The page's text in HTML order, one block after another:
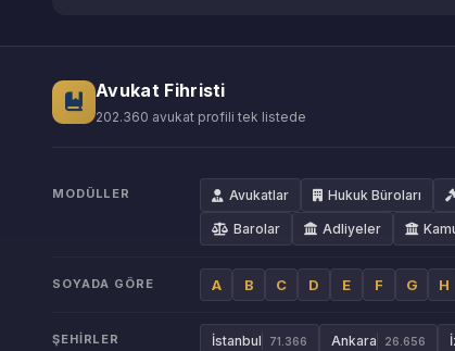
Avukat Fihristi
202.360 avukat profili tek listede
MODÜLLER Avukatlar Hukuk Büroları
Barolar Adliyeler
SOYADA GÖRE A B C D E F G H
ŞEHIRLER İstanbul 71.366 Ankara 26.656